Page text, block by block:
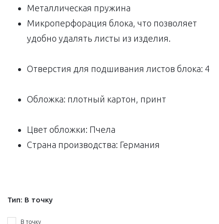
Металлическая пружина
Микроперфорация блока, что позволяет
удобно удалять листы из изделия.
Отверстия для подшивания листов блока: 4
Обложка: плотный картон, принт
Цвет обложки: Пчела
Страна производства: Германия
Тип: В точку
В точку